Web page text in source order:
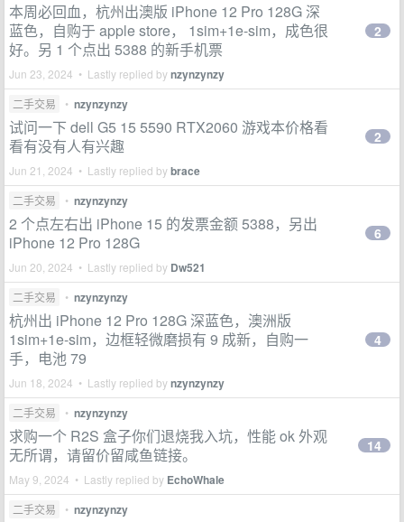
本周必回血，杭州出澳版 iPhone 12 Pro 128G 深
蓝色，自购于 apple store， 1sim+1e-sim，成色很
好。另 1 个点出 5388 的新手机票
Jun 23, 2024 • Lastly replied bynzynzynzy
2
二手交易 • nzynzynzy
试问一下 dell G5 15 5590 RTX2060 游戏本价格看
看有没有人有兴趣
Jun 21, 2024 • Lastly replied bybrace
2
二手交易 • nzynzynzy
2 个点左右出 iPhone 15 的发票金额 5388，另出
iPhone 12 Pro 128G
Jun 20, 2024 • Lastly replied by Dw521
6
二手交易 • nzynzynzy
杭州出 iPhone 12 Pro 128G 深蓝色，澳洲版
1sim+1e-sim，边框轻微磨损有 9 成新，自购一
手，电池 79
Jun 18, 2024 • Lastly replied bynzynzynzy
4
二手交易 • nzynzynzy
求购一个 R2S 盒子你们退烧我入坑，性能 ok 外观
无所谓，请留价留咸鱼链接。
May 9, 2024 • Lastly replied by EchoWhale
14
二手交易 • nzynzynzy